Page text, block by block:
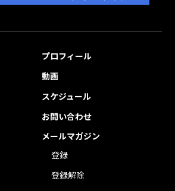
プロフィール
動画
スケジュール
お問い合わせ
メールマガジン
登録
登録解除